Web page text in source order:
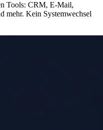
Tools: CRM, E-Mail,
mehr. Kein Systemwechsel